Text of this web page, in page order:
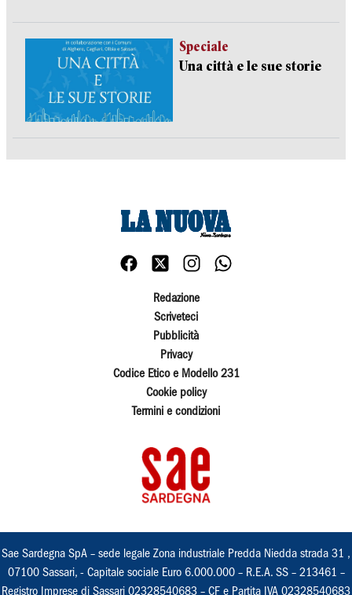
Speciale
Una città e le sue storie
Redazione
Scriveteci
Pubblicità
Privacy
Codice Etico e Modello 231
Cookie policy
Termini e condizioni
Sae Sardegna SpA – sede legale Zona industriale Predda Niedda strada 31 ,
07100 Sassari, - Capitale sociale Euro 6.000.000 – R.E.A. SS – 213461 –
Registro Imprese di Sassari 02328540683 – CF e Partita IVA 02328540683